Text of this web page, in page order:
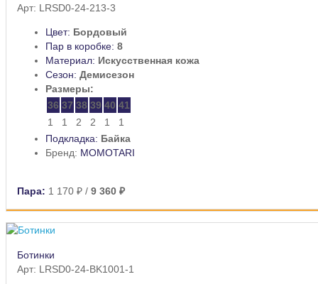
Арт: LRSD0-24-213-3
Цвет: Бордовый
Пар в коробке: 8
Материал: Искусственная кожа
Сезон: Демисезон
Размеры:
36 37 38 39 40 41
1
1 2 2 1
1
Подкладка: Байка
Бренд: MOMOTARI
Пара: 1 170 ₽ / 9 360 ₽
Ботинки
Арт: LRSD0-24-BK1001-1